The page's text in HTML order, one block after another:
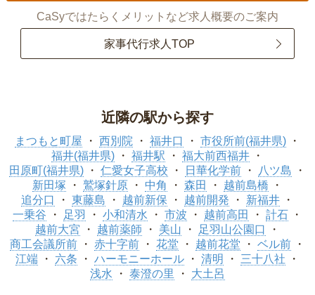
CaSyではたらくメリットなど求人概要のご案内
家事代行求人TOP
近隣の駅から探す
まつもと町屋 西別院 福井口
市役所前(福井県)
福井(福井県)
福井駅
福大前西福井
田原町(福井県)
仁愛女子高校 日華化学前
八ツ島
新田塚
鷲塚針原 中角 森田
越前島橋
追分口
東藤島 越前新保 越前開発
新福井
一乗谷
足羽 小和清水 市波 越前高田
計石
越前大宮
越前薬師 美山
足羽山公園口
商工会議所前
赤十字前 花堂 越前花堂
ベル前
江端
六条 ハーモニーホール 清明
三十八社
浅水
泰澄の里 大土呂